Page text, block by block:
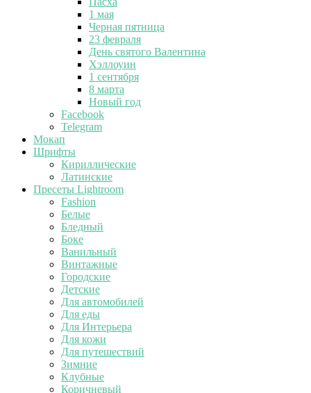
1 мая
Черная пятница
23 февраля
День святого Валентина
Хэллоуин
1 сентября
8 марта
Новый год
Facebook
Telegram
Мокап
Шрифты
Кириллические
Латинские
Пресеты Lightroom
Fashion
Белые
Бледный
Боке
Ванильный
Винтажные
Городские
Детские
Для автомобилей
Для еды
Для Интерьера
Для кожи
Для путешествий
Зимние
Клубные
Коричневый